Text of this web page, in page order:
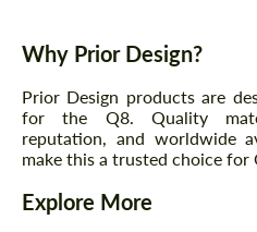
Why Prior Design?
Prior Design products are
for the Q8. Quality
reputation, and worldwide
make this a trusted choice for
Explore More